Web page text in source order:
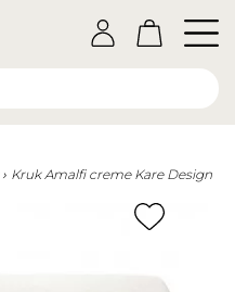
Kruk Amalfi creme Kare Design